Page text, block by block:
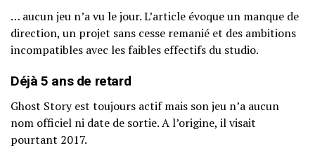
… aucun jeu n’a vu le jour. L’article évoque un manque de
direction, un projet sans cesse remanié et des ambitions
incompatibles avec les faibles effectifs du studio.
Déjà 5 ans de retard
Ghost Story est toujours actif mais son jeu n’a aucun
nom officiel ni date de sortie. A l’origine, il visait
pourtant 2017.